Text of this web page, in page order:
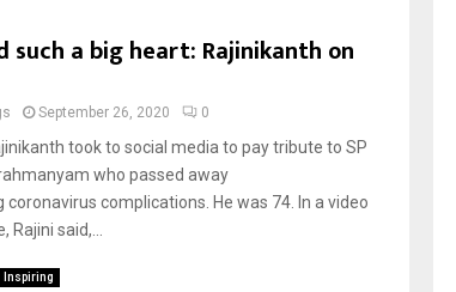
such a big heart: Rajinikanth on
September 26, 2020 0
took to social media to pay tribute to SP
who passed away
coronavirus complications. He was 74. In a video
Rajini said,...
Inspiring